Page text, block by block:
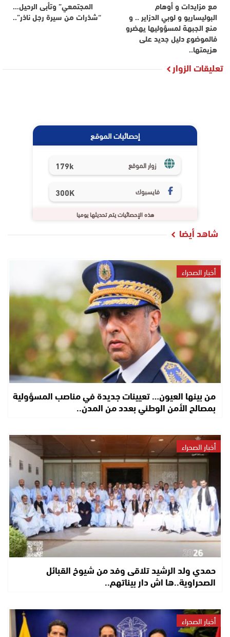
مع مزايدات و أوهام
البوليساريو و لوبي الدزاير .. و
منع الجبهة لمسؤوليها يهضرو
فالموضوع دليل جديد على
هزيمتها..
المجتمعي” وتأبى الرحيل…
“شذرات من سيرة رجل ناذر”..
تعليقات الزوار
إحصائيات الموقع
زوار الموقع 179k
فايسبوك 300K
هذه الإحصائيات يتم تحديثها يوميا
شاهد أيضا
أخبار الصحراء
من بينها العيون… تعيينات جديدة في مناصب المسؤولية
بمصالح الأمن الوطني بعدد من المدن..
أخبار الصحراء
حمدي ولد الرشيد تلاقى وفد من شيوخ القبائل
الصحراوية..ها اش دار بيناتهم..
أخبار الصحراء